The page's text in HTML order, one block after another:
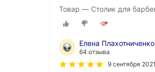
Товар — Столик для
Елена Плахотниченко
64 отзыва
9 сентября 2021